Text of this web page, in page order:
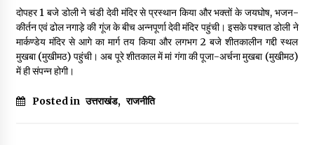
Thought Of The Day 9 May
May 9, 2022
दोपहर 1 बजे डोली ने चंडी देवी मंदिर से प्रस्थान किया और भक्तों के जयघोष, भजन-
कीर्तन एवं ढोल नगाड़े की गूंज के बीच अन्नपूर्णा देवी मंदिर पहुंची। इसके पश्चात डोली ने
मार्कण्डेय मंदिर से आगे का मार्ग तय किया और लगभग 2 बजे शीतकालीन गद्दी स्थल
मुखबा (मुखीमठ) पहुंची। अब पूरे शीतकाल में मां गंगा की पूजा-अर्चना मुखबा (मुखीमठ)
में ही संपन्न होगी।
Posted in उत्तराखंड, राजनीति